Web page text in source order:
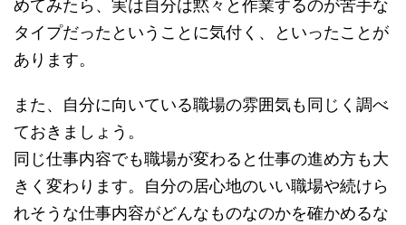
めてみたら、実は自分は黙々と作業するのが苦手な
タイプだったということに気付く、といったことが
あります。
また、自分に向いている職場の雰囲気も同じく調べ
ておきましょう。
同じ仕事内容でも職場が変わると仕事の進め方も大
きく変わります。自分の居心地のいい職場や続けら
れそうな仕事内容がどんなものなのかを確かめるな